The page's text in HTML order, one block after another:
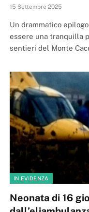
15 Settembre 2025
Un drammatico
essere una tranquilla
sentieri del Monte
IN EVIDENZA
Neonata di 16